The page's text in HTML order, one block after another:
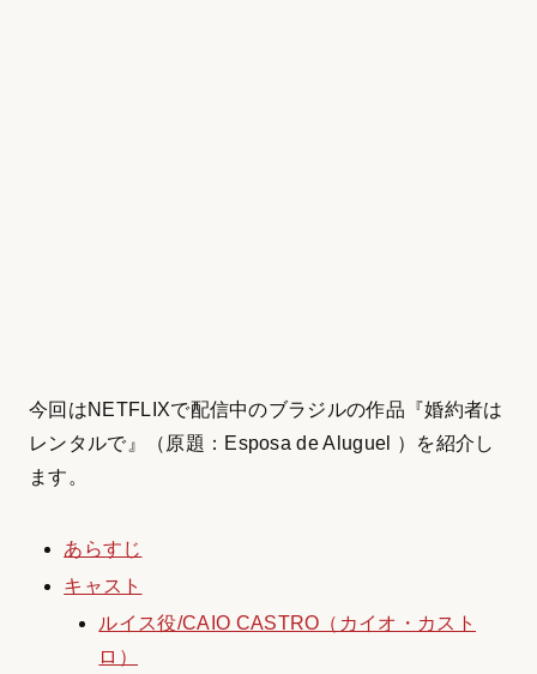
今回はNETFLIXで配信中のブラジルの作品『婚約者は
レンタルで』（原題：Esposa de Aluguel ）を紹介し
ます。
あらすじ
キャスト
ルイス役/CAIO CASTRO（カイオ・カスト
ロ）